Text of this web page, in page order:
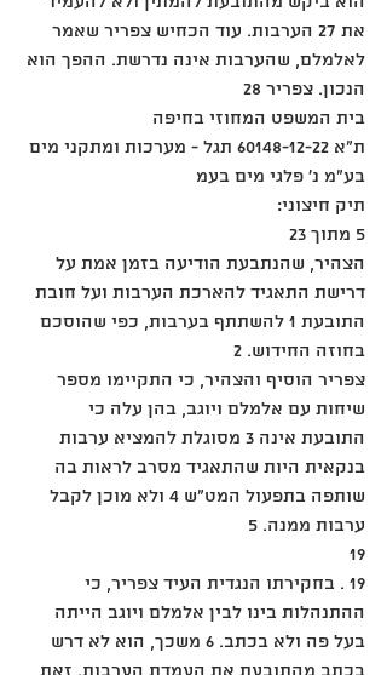
את 27 הערבות. עוד הכחיש צפריר שאמר
לאלמלם, שהערבות אינה נדרשת. ההפך הוא
הנכון. צפריר 28
בית המשפט המחוזי בחיפה
ת"א 60148-12-22 תגל - מערכות ומתקני מים
בע"מ נ' פלגי מים בעמ
תיק חיצוני:
5 מתוך 23
הצהיר, שהנתבעת הודיעה בזמן אמת על
דרישת התאגיד להארכת הערבות ועל חובת
התובעת 1 להשתתף בערבות, כפי שהוסכם
בחוזה החידוש. 2
צפריר הוסיף והצהיר, כי התקיימו מספר
שיחות עם אלמלם ויוגב, בהן עלה כי
התובעת אינה 3 מסוגלת להמציא ערבות
בנקאית היות שהתאגיד מסרב לראות בה
שותפה בתפעול המט"ש 4 ולא מוכן לקבל
ערבות ממנה. 5
19
19 . בחקירתו הנגדית העיד צפריר, כי
ההתנהלות בינו לבין אלמלם ויוגב הייתה
בעל פה ולא בכתב. 6 משכך, הוא לא דרש